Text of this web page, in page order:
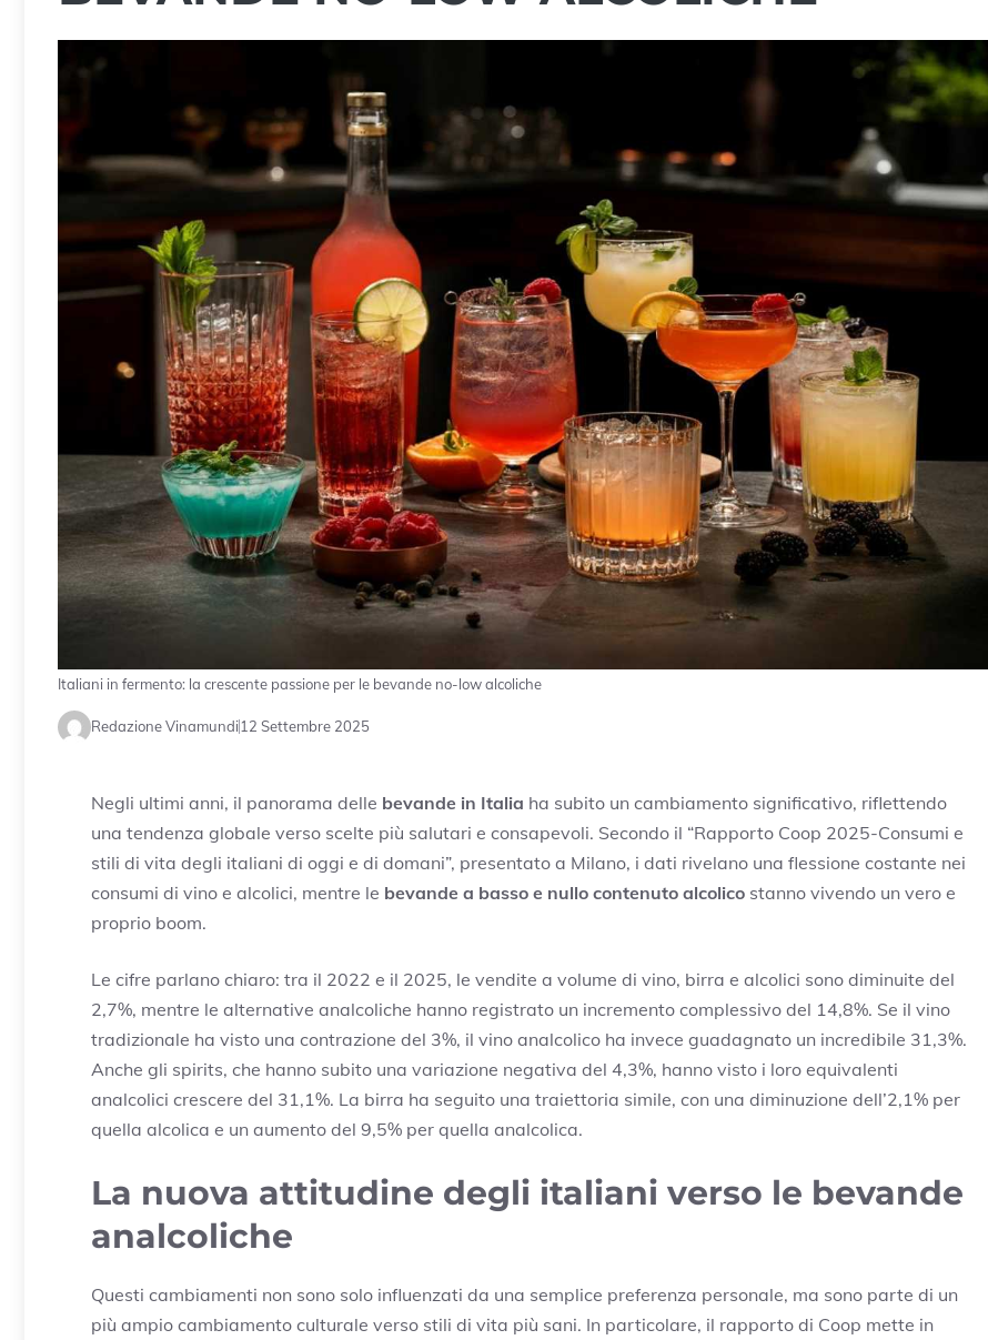
Italiani in fermento: la crescente passione per le bevande no-low alcoliche
Redazione Vinamundi12 Settembre 2025
Negli ultimi anni, il panorama delle bevande in Italia ha subito un cambiamento significativo, riflettendo
una tendenza globale verso scelte più salutari e consapevoli. Secondo il “Rapporto Coop 2025-Consumi e
stili di vita degli italiani di oggi e di domani”, presentato a Milano, i dati rivelano una flessione costante nei
consumi di vino e alcolici, mentre le bevande a basso e nullo contenuto alcolico stanno vivendo un vero e
proprio boom.
Le cifre parlano chiaro: tra il 2022 e il 2025, le vendite a volume di vino, birra e alcolici sono diminuite del
2,7%, mentre le alternative analcoliche hanno registrato un incremento complessivo del 14,8%. Se il vino
tradizionale ha visto una contrazione del 3%, il vino analcolico ha invece guadagnato un incredibile 31,3%.
Anche gli spirits, che hanno subito una variazione negativa del 4,3%, hanno visto i loro equivalenti
analcolici crescere del 31,1%. La birra ha seguito una traiettoria simile, con una diminuzione dell’2,1% per
quella alcolica e un aumento del 9,5% per quella analcolica.
La nuova attitudine degli italiani verso le bevande
analcoliche
Questi cambiamenti non sono solo influenzati da una semplice preferenza personale, ma sono parte di un
più ampio cambiamento culturale verso stili di vita più sani. In particolare, il rapporto di Coop mette in